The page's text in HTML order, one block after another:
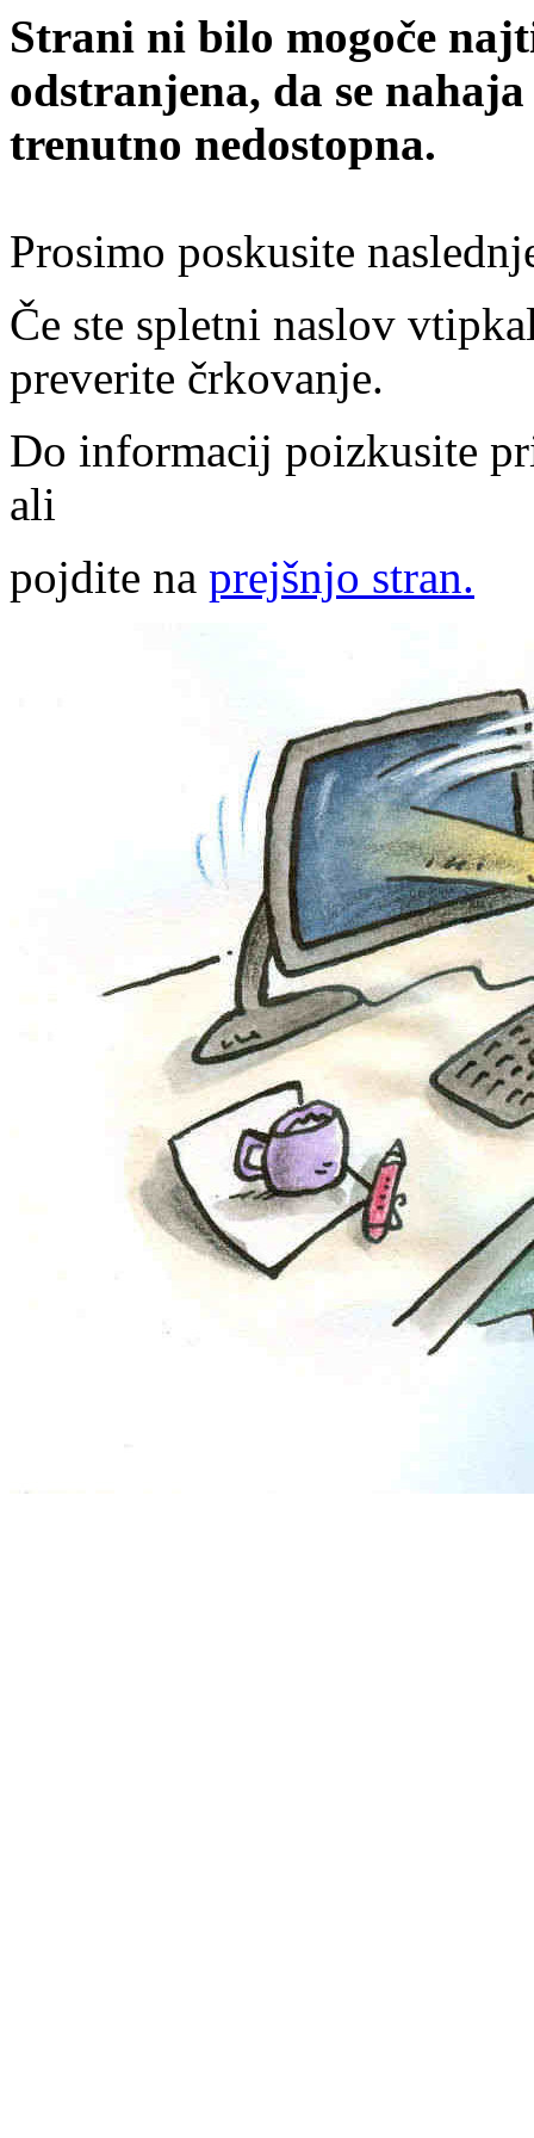
Strani ni bilo mogoče
odstranjena, da se
trenutno nedostopna.
Prosimo poskusite
Če ste spletni naslov
preverite črkovanje.
Do informacij poizkusite
ali
pojdite na prejšnjo stran.